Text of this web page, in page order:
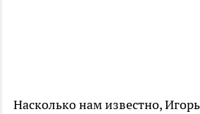
Насколько нам известно,